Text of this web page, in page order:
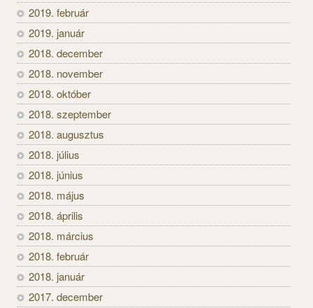
2019. február
2019. január
2018. december
2018. november
2018. október
2018. szeptember
2018. augusztus
2018. július
2018. június
2018. május
2018. április
2018. március
2018. február
2018. január
2017. december